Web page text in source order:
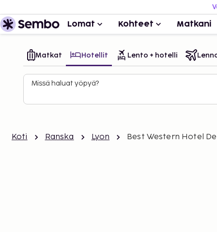
Lomat Kohteet Matkani
Matkat Hotellit Lento + hotelli
Missä haluat yöpyä?
Koti Ranska Lyon Best Western Hotel